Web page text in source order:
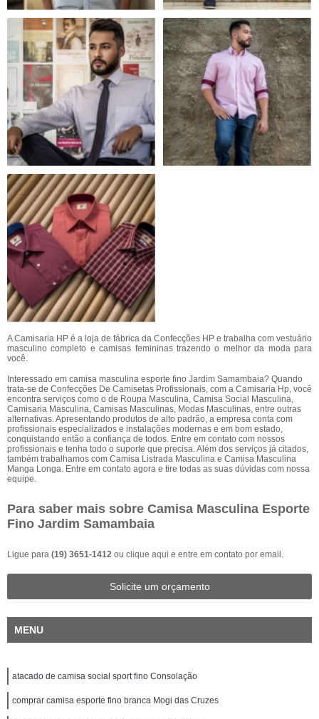
A Camisaria HP é a loja de fábrica da Confecções HP e trabalha com vestuário
masculino completo e camisas femininas trazendo o melhor da moda para
você.
Interessado em camisa masculina esporte fino Jardim Samambaia? Quando
trata-se de Confecções De Camisetas Profissionais, com a Camisaria Hp, você
encontra serviços como o de Roupa Masculina, Camisa Social Masculina,
Camisaria Masculina, Camisas Masculinas, Modas Masculinas, entre outras
alternativas. Apresentando produtos de alto padrão, a empresa conta com
profissionais especializados e instalações modernas e em bom estado,
conquistando então a confiança de todos. Entre em contato com nossos
profissionais e tenha todo o suporte que precisa. Além dos serviços já citados,
também trabalhamos com Camisa Listrada Masculina e Camisa Masculina
Manga Longa. Entre em contato agora e tire todas as suas dúvidas com nossa
equipe.
Para saber mais sobre Camisa Masculina Esporte
Fino Jardim Samambaia
Ligue para (19) 3651-1412 ou clique aqui e entre em contato por email.
Solicite um orçamento
MENU
atacado de camisa social sport fino Consolação
comprar camisa esporte fino branca Mogi das Cruzes